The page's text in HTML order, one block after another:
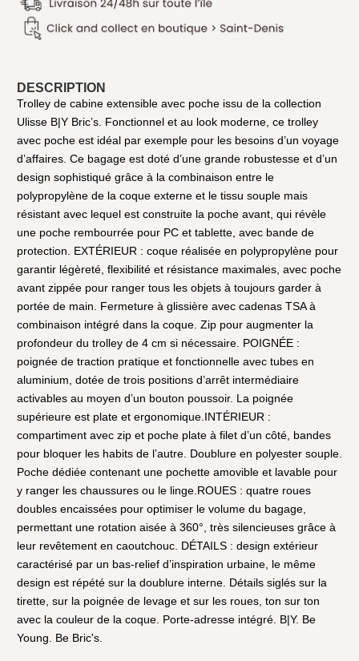
DESCRIPTION
Trolley de cabine extensible avec poche issu de la collection
Ulisse B|Y Bric’s. Fonctionnel et au look moderne, ce trolley
avec poche est idéal par exemple pour les besoins d’un voyage
d’affaires. Ce bagage est doté d’une grande robustesse et d’un
design sophistiqué grâce à la combinaison entre le
polypropylène de la coque externe et le tissu souple mais
résistant avec lequel est construite la poche avant, qui révèle
une poche rembourrée pour PC et tablette, avec bande de
protection. EXTÉRIEUR : coque réalisée en polypropylène pour
garantir légèreté, flexibilité et résistance maximales, avec poche
avant zippée pour ranger tous les objets à toujours garder à
portée de main. Fermeture à glissière avec cadenas TSA à
combinaison intégré dans la coque. Zip pour augmenter la
profondeur du trolley de 4 cm si nécessaire. POIGNÉE :
poignée de traction pratique et fonctionnelle avec tubes en
aluminium, dotée de trois positions d’arrêt intermédiaire
activables au moyen d’un bouton poussoir. La poignée
supérieure est plate et ergonomique.INTÉRIEUR :
compartiment avec zip et poche plate à filet d’un côté, bandes
pour bloquer les habits de l’autre. Doublure en polyester souple.
Poche dédiée contenant une pochette amovible et lavable pour
y ranger les chaussures ou le linge.ROUES : quatre roues
doubles encaissées pour optimiser le volume du bagage,
permettant une rotation aisée à 360°, très silencieuses grâce à
leur revêtement en caoutchouc. DÉTAILS : design extérieur
caractérisé par un bas-relief d’inspiration urbaine, le même
design est répété sur la doublure interne. Détails siglés sur la
tirette, sur la poignée de levage et sur les roues, ton sur ton
avec la couleur de la coque. Porte-adresse intégré. B|Y. Be
Young. Be Bric's.